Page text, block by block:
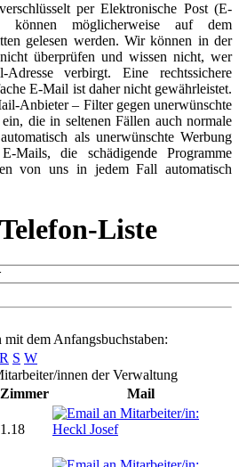
per Elektronische Post (E-
möglicherweise auf dem
gelesen werden. Wir können in der
überprüfen und wissen nicht, wer
verbirgt. Eine rechtssichere
E-Mail ist daher nicht gewährleistet.
Anbieter – Filter gegen unerwünschte
die in seltenen Fällen auch normale
als unerwünschte Werbung
Mails, die schädigende Programme
von uns in jedem Fall automatisch
Liste
dem Anfangsbuchstaben:
R S W
innen der Verwaltung
Zimmer
Mail
1.18